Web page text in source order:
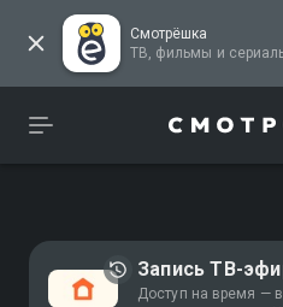
Смотрёшка
ТВ, фильмы и
Запись ТВ-
Доступ на время —